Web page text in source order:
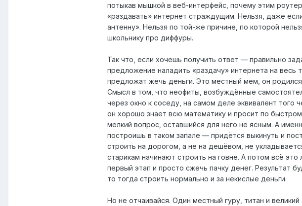
потыкав мышкой в веб-интерфейс, почему этим
«раздавать» интернет страждущим. Нельзя, даже
антенну». Нельзя по той-же причине, по которой
школьнику про диффуры.
Так что, если хочешь получить ответ — правильно
предложение наладить «раздачу» интернета на весь
предложат жечь деньги. Это местный мем, он
Смысл в том, что неофиты, возбуждённые
через окно к соседу, на самом деле эквивалент того
он хорошо знает всю математику и просит по
мелкий вопрос, оставшийся для него не ясным. А
построишь в таком запале — придётся выкинуть и
строить на дорогом, а не на дешёвом, не
старикам начинают строить на говне. А потом всё
первый этап и просто сжечь пачку денег. Результат
то тогда строить нормально и за некислые деньги.
Но не отчаивайся. Один местный гуру, титан и